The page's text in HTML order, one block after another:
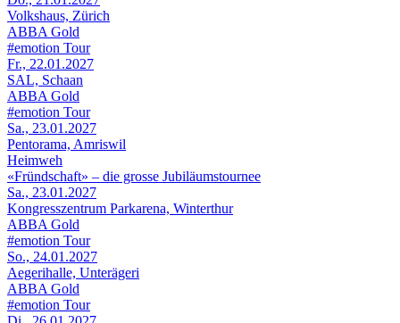
Volkshaus, Zürich
ABBA Gold
#emotion Tour
Fr., 22.01.2027
SAL, Schaan
ABBA Gold
#emotion Tour
Sa., 23.01.2027
Pentorama, Amriswil
Heimweh
«Fründschaft» – die grosse Jubiläumstournee
Sa., 23.01.2027
Kongresszentrum Parkarena, Winterthur
ABBA Gold
#emotion Tour
So., 24.01.2027
Aegerihalle, Unterägeri
ABBA Gold
#emotion Tour